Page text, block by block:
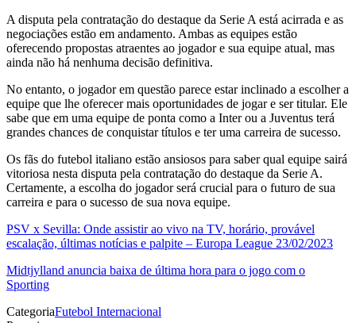
A disputa pela contratação do destaque da Serie A está acirrada e as
negociações estão em andamento. Ambas as equipes estão
oferecendo propostas atraentes ao jogador e sua equipe atual, mas
ainda não há nenhuma decisão definitiva.
No entanto, o jogador em questão parece estar inclinado a escolher a
equipe que lhe oferecer mais oportunidades de jogar e ser titular. Ele
sabe que em uma equipe de ponta como a Inter ou a Juventus terá
grandes chances de conquistar títulos e ter uma carreira de sucesso.
Os fãs do futebol italiano estão ansiosos para saber qual equipe sairá
vitoriosa nesta disputa pela contratação do destaque da Serie A.
Certamente, a escolha do jogador será crucial para o futuro de sua
carreira e para o sucesso de sua nova equipe.
PSV x Sevilla: Onde assistir ao vivo na TV, horário, provável
escalação, últimas notícias e palpite – Europa League 23/02/2023
Midtjylland anuncia baixa de última hora para o jogo com o
Sporting
CategoriaFutebol Internacional